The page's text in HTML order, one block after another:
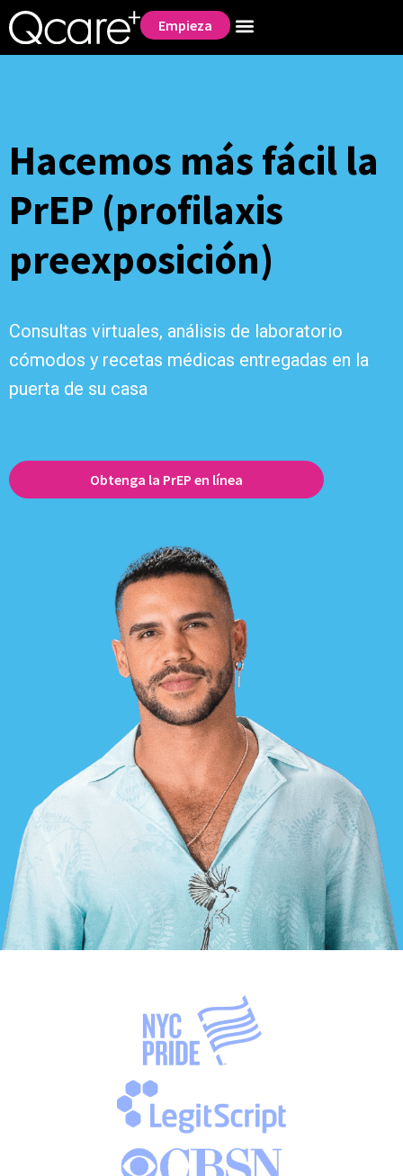
Empieza
Hacemos más fácil la
PrEP (profilaxis
preexposición)
Consultas virtuales, análisis de laboratorio
cómodos y recetas médicas entregadas en la
puerta de su casa
Obtenga la PrEP en línea